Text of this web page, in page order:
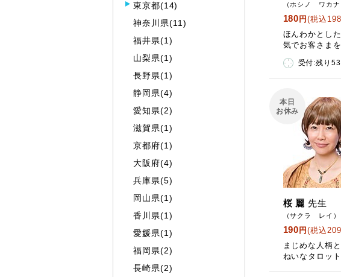
東京都(14)
神奈川県(11)
福井県(1)
山梨県(1)
長野県(1)
静岡県(4)
愛知県(2)
滋賀県(1)
京都府(1)
大阪府(4)
兵庫県(5)
岡山県(1)
香川県(1)
愛媛県(1)
福岡県(2)
長崎県(2)
（ホシノ ワカナ
180 円(税込
ほんわかとし
気でお客さま
受付:残り
桜 麗 先生
（サクラ レイ）
本日
お休み
190 円(税込
まじめな人柄
ねいなタロッ